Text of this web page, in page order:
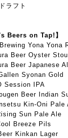
ラフト
Beers on Tap!】
Yona Yona
Beer Oyster
Beer Japanese
Syonan Gold
Session IPA
Beer Indian
Kin-Oni Pale
Sun Pale Ale
Breeze Pils
Kinkan Lager